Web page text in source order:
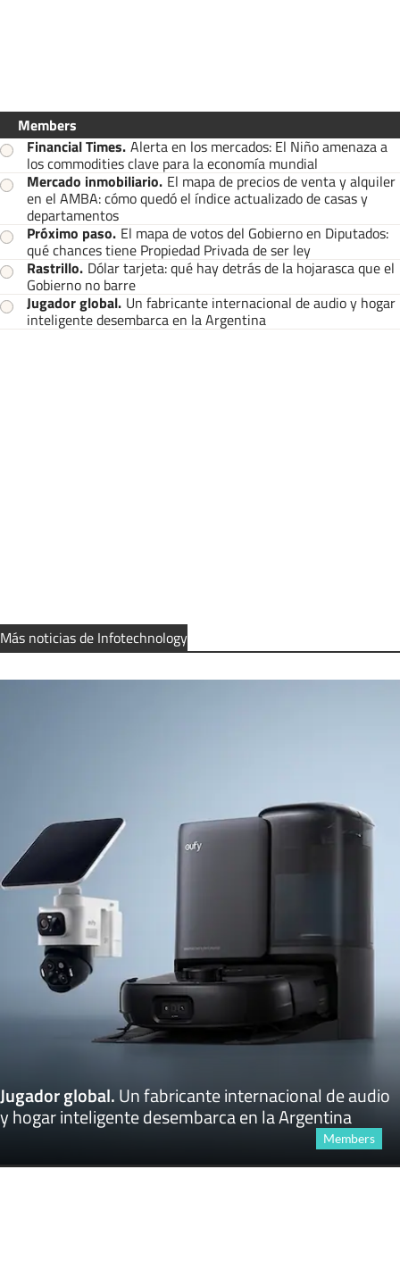
Members
Financial Times. Alerta en los mercados: El Niño amenaza a
los commodities clave para la economía mundial
Mercado inmobiliario. El mapa de precios de venta y alquiler
en el AMBA: cómo quedó el índice actualizado de casas y
departamentos
Próximo paso. El mapa de votos del Gobierno en Diputados:
qué chances tiene Propiedad Privada de ser ley
Rastrillo. Dólar tarjeta: qué hay detrás de la hojarasca que el
Gobierno no barre
Jugador global. Un fabricante internacional de audio y hogar
inteligente desembarca en la Argentina
Más noticias de Infotechnology
Jugador global.Un fabricante internacional de audio
y hogar inteligente desembarca en la Argentina
Members